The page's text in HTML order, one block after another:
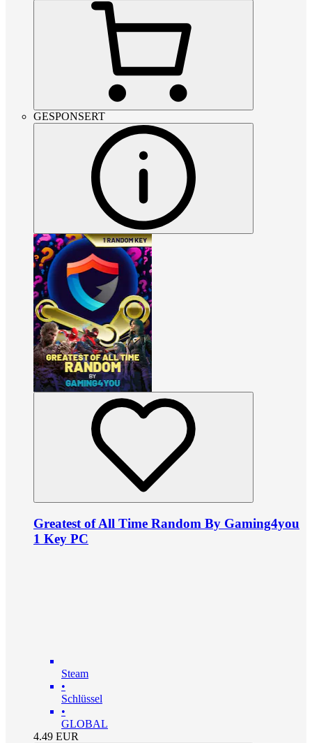
GESPONSERT
Greatest of All Time Random By Gaming4you
1 Key PC
Steam
•
Schlüssel
•
GLOBAL
4.49 EUR